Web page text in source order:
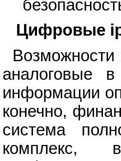
Цифровые
аналоговые
информации
конечно,
система
комплекс,